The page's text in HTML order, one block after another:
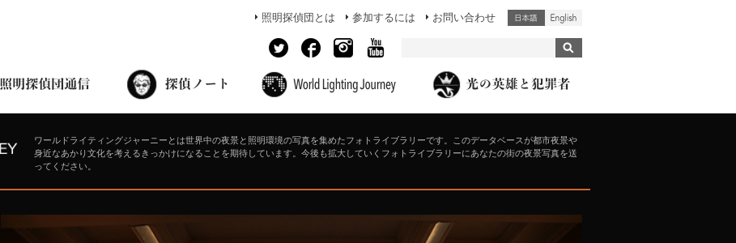
照明探偵団とは 参加するには お問い合わせ
ワールドライティングジャーニーとは世界中の夜景と照明環境の写真を集めたフォトライブラリーです。このデータベースが都市夜景や
身近なあかり文化を考えるきっかけになることを期待しています。今後も拡大していくフォトライブラリーにあなたの街の夜景写真を送
ってください。